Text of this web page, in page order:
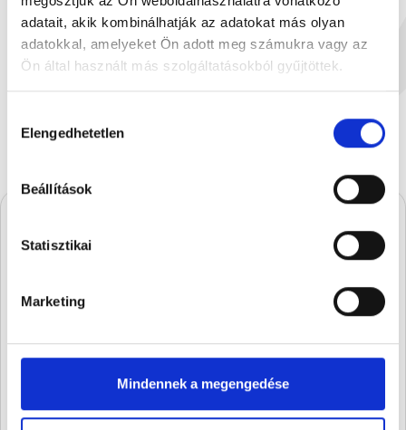
adatait, akik kombinálhatják az adatokat más olyan
adatokkal, amelyeket Ön adott meg számukra vagy az
Ön által használt más szolgáltatásokból gyűjtöttek.
kiválasztása
Elengedhetetlen
Beállítások
Statisztikai
Marketing
Mindennek a megengedése
Dupla karamell szelet 52g
52 g
499 Ft
Dán vajas
A Stühmernél mindig
Iratkozz fel, és elsőként értesülsz a
FELIRATKOZOM